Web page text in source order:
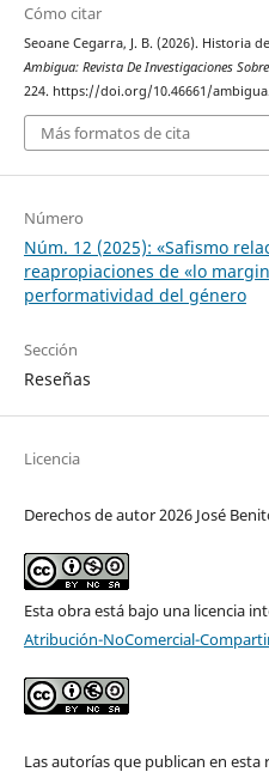
Cómo citar
Seoane Cegarra, J. B. (2026). Historia
Ambigua: Revista De Investigaciones
224. https://doi.org/10.46661/
Más formatos de cita
Número
Núm. 12 (2025): «Safismo
reapropiaciones de «lo
performatividad del género
Sección
Reseñas
Licencia
Derechos de autor 2026 José
Esta obra está bajo una licencia
Atribución-NoComercial-
Las autorías que publican en